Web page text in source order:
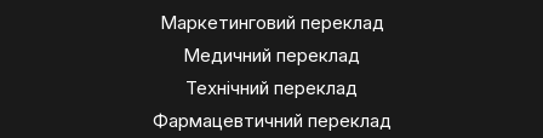
Маркетинговий переклад
Медичний переклад
Технічний переклад
Фармацевтичний переклад